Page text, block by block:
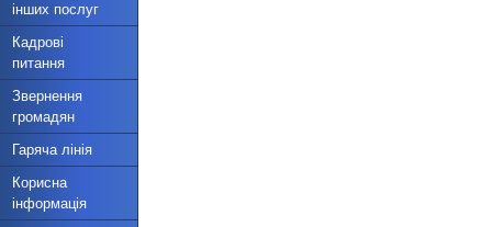
інших послуг
Кадрові
питання
Звернення
громадян
Гаряча лінія
Корисна
інформація